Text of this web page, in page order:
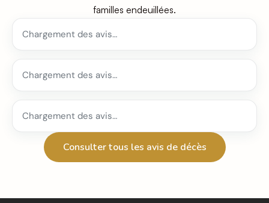
familles endeuillées.
Chargement des avis…
Chargement des avis…
Chargement des avis…
Consulter tous les avis de décès